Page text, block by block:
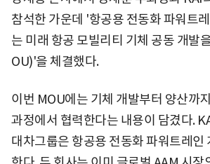
참석한 가운데 '항공용 전동화 파워트
는 미래 항공 모빌리티 기체 공동 개발
OU)'을 체결했다.
이번 MOU에는 기체 개발부터 양산까
과정에서 협력한다는 내용이 담겼다.
대차그룹은 항공용 전동화 파워트레인